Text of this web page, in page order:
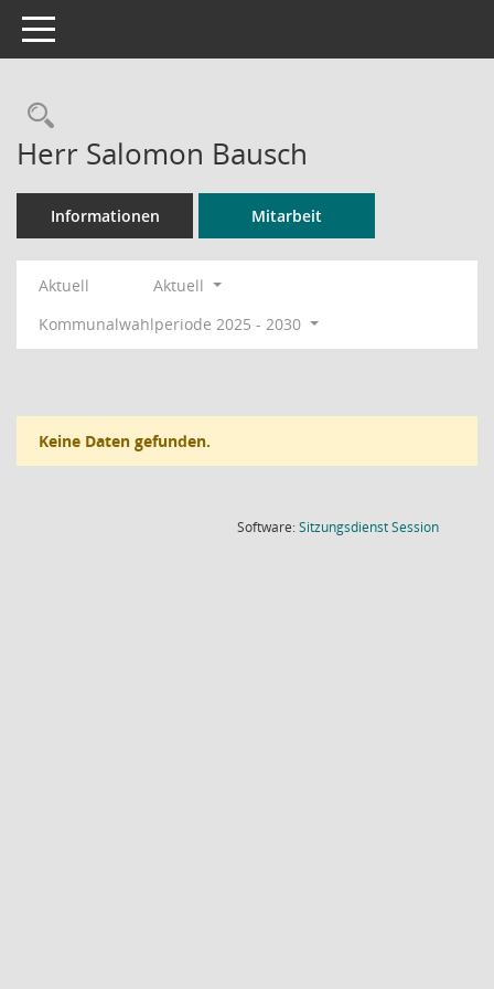
Toggle navigation
Rechercheauswahl
Herr Salomon Bausch
Informationen Mitarbeit
Aktuell
Aktuell
Kommunalwahlperiode 2025 - 2030
Keine Daten gefunden.
Software:SitzungsdienstSession(Wird in